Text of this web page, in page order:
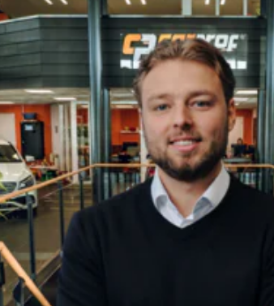
Premium Pakket en AutoJorg